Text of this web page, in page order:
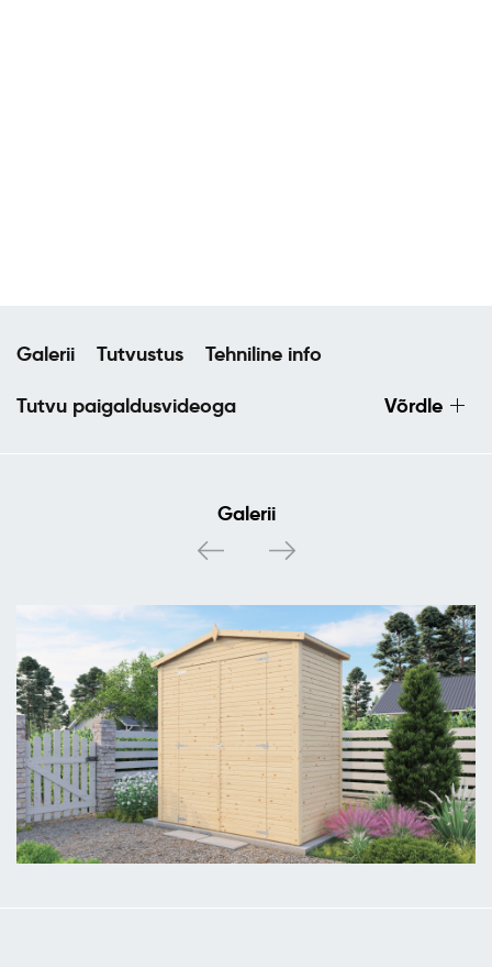
Galerii Tutvustus Tehniline info
Tutvu paigaldusvideoga Võrdle
Galerii